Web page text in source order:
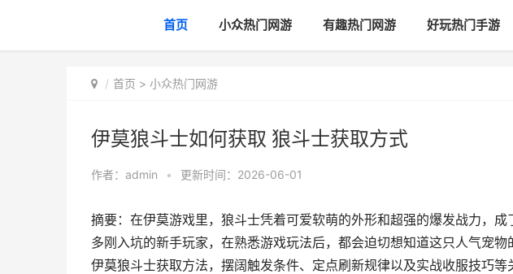
首页 小众热门网游 有趣热门网游 好玩热门手游
首页 > 小众热门网游
伊莫狼斗士如何获取 狼斗士获取方式
作者： admin • 更新时间：2026-06-01
摘要：在伊莫游戏里，狼斗士凭着可爱软萌的外形和超强的爆发战力，
多刚入坑的新手玩家，在熟悉游戏玩法后，都会迫切想知道这只人气宠
伊莫狼斗士获取方法，摆阔触发条件、定点刷新规律以及实战收服技巧